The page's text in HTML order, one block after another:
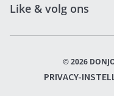
Like & volg ons
© 2026
PRIVACY-